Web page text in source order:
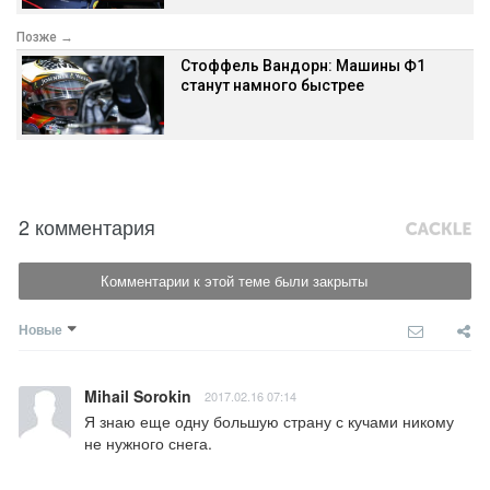
Позже →
Стоффель Вандорн: Машины Ф1
станут намного быстрее
2 комментария
Комментарии к этой теме были закрыты
Новые
Mihail Sorokin 2017.02.16 07:14
Я знаю еще одну большую страну с кучами никому
не нужного снега.